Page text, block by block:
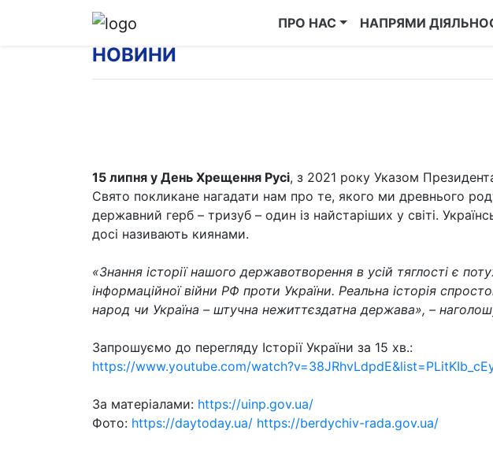
ПРО НАС НАПРЯМИ
НОВИНИ
15 липня у День Хрещення Русі, з 2021 року Указом
Свято покликане нагадати нам про те, якого ми древнього
державний герб – тризуб – один із найстаріших у світі.
досі називають киянами.
«Знання історії нашого державотворення в усій тяглості є
інформаційної війни РФ проти України. Реальна історія
народ чи Україна – штучна нежиттєздатна держава», –
Запрошуємо до перегляду Історії України за 15 хв.:
https://www.youtube.com/
За матеріалами: https://uinp.gov.ua/
Фото: https://daytoday.ua/ https://berdychiv-rada.gov.ua/